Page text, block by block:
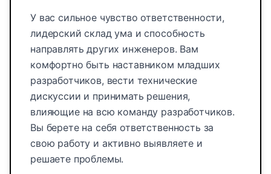
У вас сильное чувство ответственности,
лидерский склад ума и способность
направлять других инженеров. Вам
комфортно быть наставником младших
разработчиков, вести технические
дискуссии и принимать решения,
влияющие на всю команду разработчиков.
Вы берете на себя ответственность за
свою работу и активно выявляете и
решаете проблемы.